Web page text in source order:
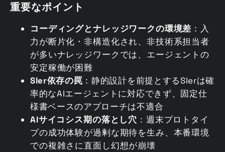
重要なポイント
コーディングとナレッジワークの環境差 ：入
力が断片化・非構造化され、非技術系担当者
が多いナレッジワークでは、エージェントの
安定稼働が困難
SIer依存の罠 ：静的設計を前提とするSIerは確
率的なAIエージェントに対応できず、固定仕
様書ベースのアプローチは不適合
AIサイコシス期の落とし穴 ：週末プロトタイ
プの成功体験が過剰な期待を生み、本番環境
での複雑さに直面し幻想が崩壊